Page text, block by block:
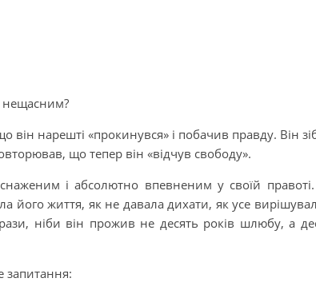
нещасним?
він нарешті «прокинувся» і побачив правду. Він
що тепер він «відчув свободу».
і абсолютно впевненим у своїй правоті.
його життя, як не давала дихати, як усе
ніби він прожив не десять років шлюбу, а
запитання: